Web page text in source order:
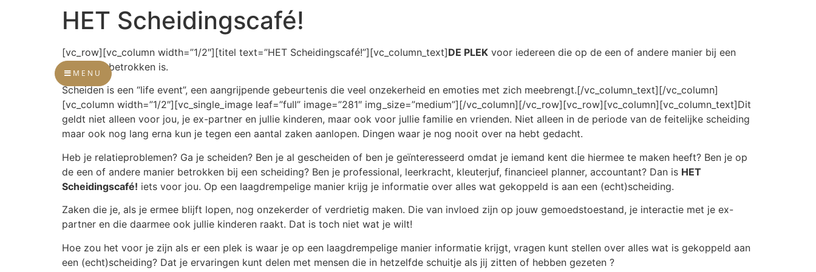
MENU
HET Scheidingscafé!
[vc_row][vc_column width=”1/2″][titel text=”HET Scheidingscafé!”][vc_column_text]DE PLEK voor iedereen die op de een of andere manier bij een
scheiding betrokken is.
Scheiden is een “life event”, een aangrijpende gebeurtenis die veel onzekerheid en emoties met zich meebrengt.[/vc_column_text][/vc_column]
[vc_column width=”1/2″][vc_single_image leaf=”full” image=”281″ img_size=”medium”][/vc_column][/vc_row][vc_row][vc_column][vc_column_text]Dit
geldt niet alleen voor jou, je ex-partner en jullie kinderen, maar ook voor jullie familie en vrienden. Niet alleen in de periode van de feitelijke scheiding
maar ook nog lang erna kun je tegen een aantal zaken aanlopen. Dingen waar je nog nooit over na hebt gedacht.
Heb je relatieproblemen? Ga je scheiden? Ben je al gescheiden of ben je geïnteresseerd omdat je iemand kent die hiermee te maken heeft? Ben je op
de een of andere manier betrokken bij een scheiding? Ben je professional, leerkracht, kleuterjuf, financieel planner, accountant? Dan is HET
Scheidingscafé! iets voor jou. Op een laagdrempelige manier krijg je informatie over alles wat gekoppeld is aan een (echt)scheiding.
Zaken die je, als je ermee blijft lopen, nog onzekerder of verdrietig maken. Die van invloed zijn op jouw gemoedstoestand, je interactie met je ex-
partner en die daarmee ook jullie kinderen raakt. Dat is toch niet wat je wilt!
Hoe zou het voor je zijn als er een plek is waar je op een laagdrempelige manier informatie krijgt, vragen kunt stellen over alles wat is gekoppeld aan
een (echt)scheiding? Dat je ervaringen kunt delen met mensen die in hetzelfde schuitje als jij zitten of hebben gezeten ?